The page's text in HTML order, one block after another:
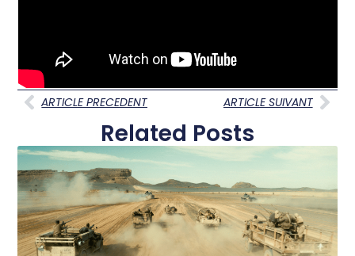
ARTICLE PRECEDENT ARTICLE SUIVANT
Related Posts